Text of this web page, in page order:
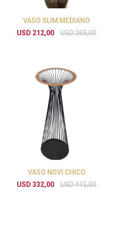
VASO SLIM MEDIANO
USD 212,00 USD265,00
VASO NOVI CHICO
USD 332,00 USD415,00